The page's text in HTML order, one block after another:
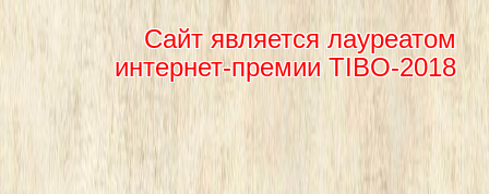
Сайт является лауреатом
интернет-премии TIBO-2018